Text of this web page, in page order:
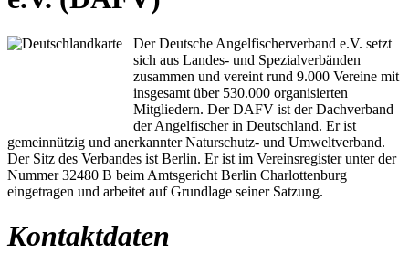
Der Deutsche Angelfischerverband e.V. setzt
sich aus Landes- und Spezialverbänden
zusammen und vereint rund 9.000 Vereine mit
insgesamt über 530.000 organisierten
Mitgliedern. Der DAFV ist der Dachverband
der Angelfischer in Deutschland. Er ist
gemeinnützig und anerkannter Naturschutz- und Umweltverband.
Der Sitz des Verbandes ist Berlin. Er ist im Vereinsregister unter der
Nummer 32480 B beim Amtsgericht Berlin Charlottenburg
eingetragen und arbeitet auf Grundlage seiner Satzung.
Kontaktdaten